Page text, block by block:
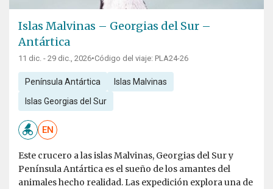
Islas Malvinas – Georgias del Sur –
Antártica
11 dic. - 29 dic., 2026•Código del viaje: PLA24-26
Península Antártica Islas Malvinas
Islas Georgias del Sur
EN
Este crucero a las islas Malvinas, Georgias del Sur y
Península Antártica es el sueño de los amantes del
animales hecho realidad. Las expedición explora una de